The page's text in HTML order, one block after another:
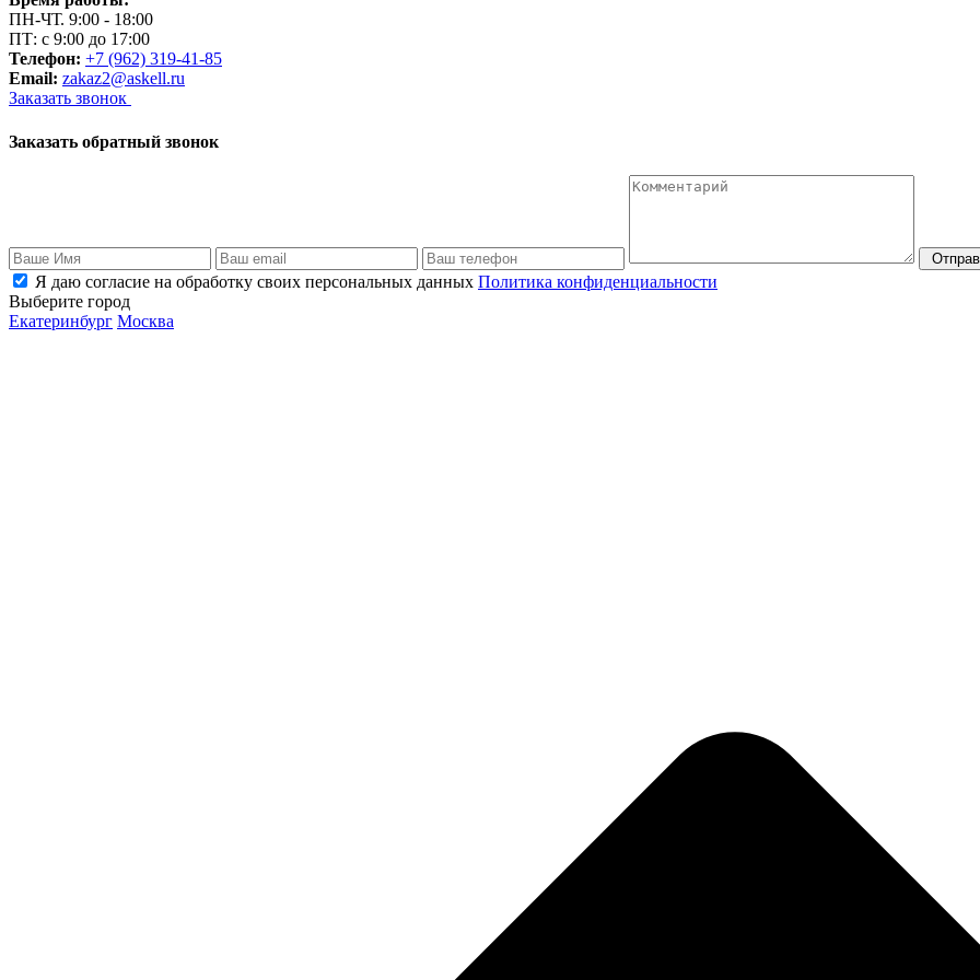
ПН-ЧТ. 9:00 - 18:00
ПТ: с 9:00 до 17:00
Телефон: +7 (962) 319-41-85
Email: zakaz2@askell.ru
Заказать звонок
Заказать обратный звонок
Я даю согласие на обработку своих персональных данных Политика конфиденциальности
Выберите город
Екатеринбург Москва